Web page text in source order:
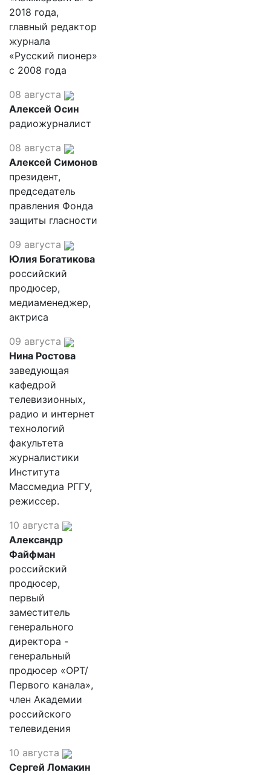
2018 года,
главный редактор
журнала
«Русский пионер»
с 2008 года
08 августа
Алексей Осин
радиожурналист
08 августа
Алексей Симонов
президент,
председатель
правления Фонда
защиты гласности
09 августа
Юлия Богатикова
российский
продюсер,
медиаменеджер,
актриса
09 августа
Нина Ростова
заведующая
кафедрой
телевизионных,
радио и интернет
технологий
факультета
журналистики
Института
Массмедиа РГГУ,
режиссер.
10 августа
Александр
Файфман
российский
продюсер,
первый
заместитель
генерального
директора -
генеральный
продюсер «ОРТ/
Первого канала»,
член Академии
российского
телевидения
10 августа
Сергей Ломакин